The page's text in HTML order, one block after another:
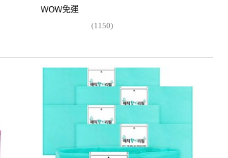
WOW免運
(1150)